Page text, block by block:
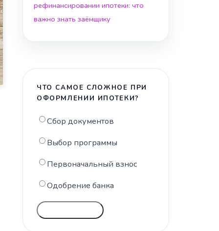
рефинансировании ипотеки: что
важно знать заёмщику
ЧТО САМОЕ СЛОЖНОЕ ПРИ
ОФОРМЛЕНИИ ИПОТЕКИ?
Сбор документов
Выбор программы
Первоначальный взнос
Одобрение банка